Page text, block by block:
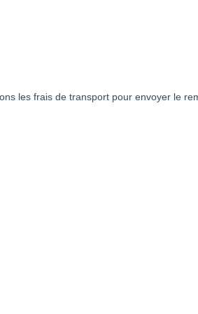
les frais de transport pour envoyer le